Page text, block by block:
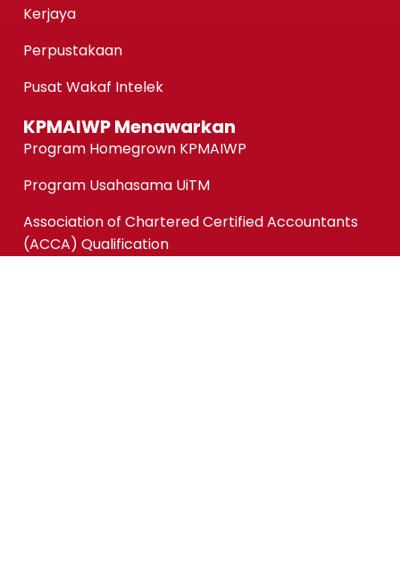
Kerjaya
Perpustakaan
Pusat Wakaf Intelek
KPMAIWP Menawarkan
Program Homegrown KPMAIWP
Program Usahasama UiTM
Association of Chartered Certified Accountants
(ACCA) Qualification